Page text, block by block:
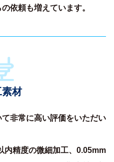
依頼も増えています。
素材
非常に高い評価をいただい
内精度の微細加工、0.05mm